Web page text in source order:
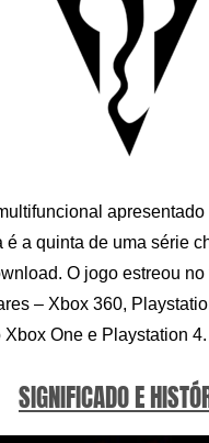
a quinta de uma série
O jogo estreou
– Xbox 360,
One e Playstation 4.
SIGNIFICADO E